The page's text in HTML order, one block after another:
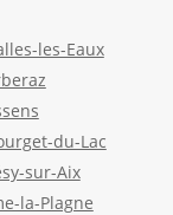
les-Eaux
du-Lac
sur-Aix
la-Plagne